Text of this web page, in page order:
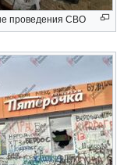
проведения СВО